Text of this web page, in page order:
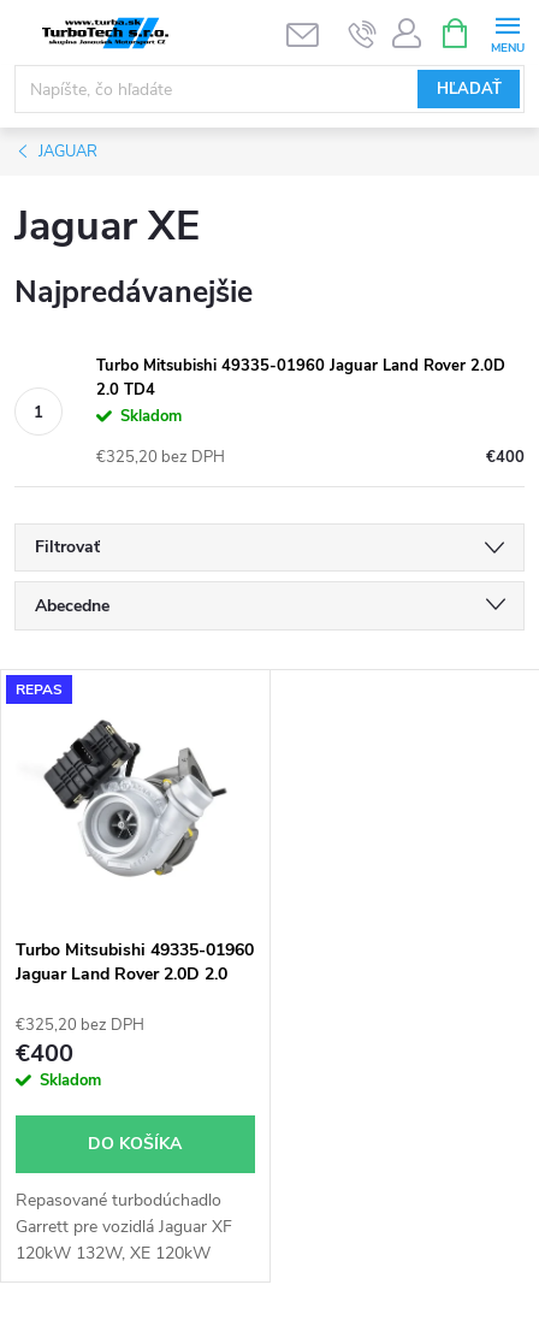
obsah
HĽADAŤ
KOŠÍK
JAGUAR
Jaguar XE
Najpredávanejšie
Turbo Mitsubishi 49335-01960 Jaguar Land Rover 2.0D
2.0 TD4
Skladom
€400
€325,20 bez DPH
Filtrovať
R
a
e
p
r
d
u
Abecedne
Najdrahšie
Najpredávanejšie
V
s
p
r
o
d
u
k
REPAS
Turbo Mitsubishi 49335-01960
Jaguar Land Rover 2.0D 2.0
€325,20 bez DPH
€400
Skladom
DO KOŠÍKA
Repasované turbodúchadlo
Garrett pre vozidlá Jaguar XF
120kW 132W, XE 120kW
132kW, E-Pace 110kW 132kW,